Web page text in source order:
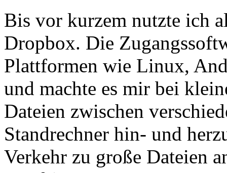
Bis vor kurzem nutzte ich
Dropbox. Die
Plattformen wie Linux,
und machte es mir bei
Dateien zwischen
Standrechner hin- und
Verkehr zu große Dateien